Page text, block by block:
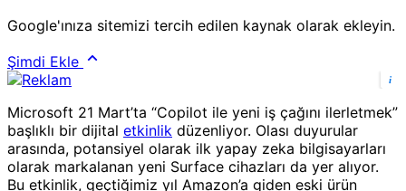
Google'ınıza sitemizi tercih edilen kaynak olarak ekleyin.
Şimdi Ekle
i
Microsoft 21 Mart’ta “Copilot ile yeni iş çağını ilerletmek”
başlıklı bir dijital etkinlik düzenliyor. Olası duyurular
arasında, potansiyel olarak ilk yapay zeka bilgisayarları
olarak markalanan yeni Surface cihazları da yer alıyor.
Bu etkinlik, geçtiğimiz yıl Amazon’a giden eski ürün